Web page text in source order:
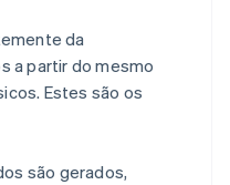
da
a partir do mesmo
Estes são os
são gerados,